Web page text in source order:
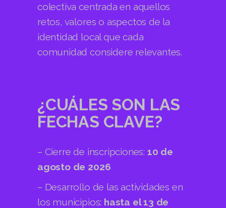
colectiva centrada en aquellos
retos, valores o aspectos de la
identidad local que cada
comunidad considere relevantes.
¿CUÁLES SON LAS
FECHAS CLAVE?
– Cierre de inscripciones: 10 de
agosto de 2026
– Desarrollo de las actividades en
los municipios: hasta el 13 de